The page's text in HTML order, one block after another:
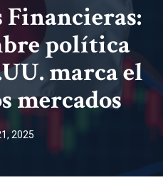
Financieras:
política
marca el
mercados
2025